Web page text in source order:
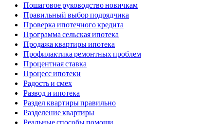
Пошаговое руководство новичкам
Правильный выбор подрядчика
Проверка ипотечного кредита
Программа сельская ипотека
Продажа квартиры ипотека
Профилактика ремонтных проблем
Процентная ставка
Процесс ипотеки
Радость и смех
Развод и ипотека
Раздел квартиры правильно
Разделение квартиры
Реальные способы помощи